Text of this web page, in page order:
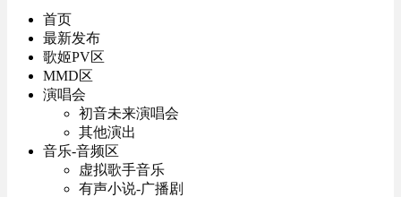
首页
最新发布
歌姬PV区
MMD区
演唱会
初音未来演唱会
其他演出
音乐-音频区
虚拟歌手音乐
有声小说-广播剧